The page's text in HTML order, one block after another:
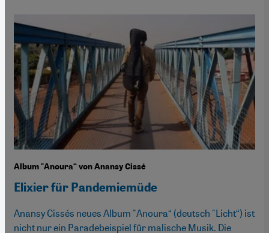
Album "Anoura“ von Anansy Cissé
Elixier für Pandemiemüde
Anansy Cissés neues Album "Anoura“ (deutsch "Licht“) ist
nicht nur ein Paradebeispiel für malische Musik. Die